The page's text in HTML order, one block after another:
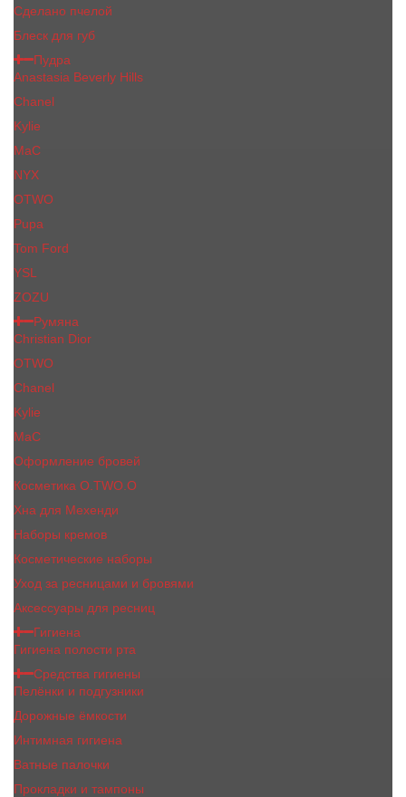
Сделано пчелой
Блеск для губ
Пудра
Anastasia Beverly Hills
Chanel
Kylie
MaC
NYX
OTWO
Pupa
Tom Ford
YSL
ZOZU
Румяна
Christian Dior
OTWO
Сhanеl
Kylie
MaC
Оформление бровей
Косметика O.TWO.O
Хна для Мехенди
Наборы кремов
Косметические наборы
Уход за ресницами и бровями
Аксессуары для ресниц
Гигиена
Гигиена полости рта
Средства гигиены
Пелёнки и подгузники
Дорожные ёмкости
Интимная гигиена
Ватные палочки
Прокладки и тампоны